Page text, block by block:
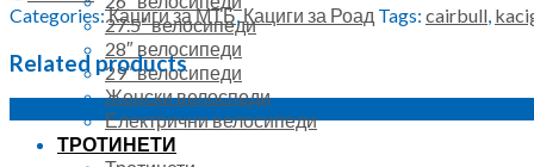
27.5″ велосипеди
28″ велосипеди
29″ велосипеди
Женски велоспеди
Електрични велосипеди
ТРОТИНЕТИ
Categories:Кациги за МТБ,Кациги за Роад Tags: cairbull,
Related products